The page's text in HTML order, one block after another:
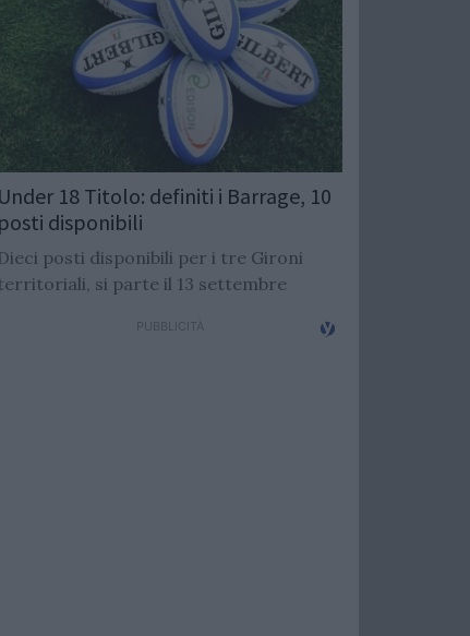
Under 18 Titolo: definiti i Barrage, 10
posti disponibili
posti disponibili per i tre Gironi
si parte il 13 settembre